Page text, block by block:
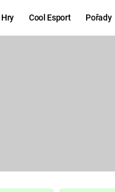
Hry Cool Esport Pořady